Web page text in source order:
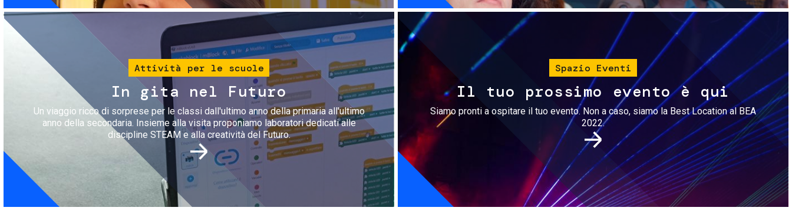
Immagine
Attività per le scuole
In gita nel Futuro
Un viaggio ricco di sorprese per le classi dall'ultimo anno della primaria all'ultimo
anno della secondaria. Insieme alla visita proponiamo laboratori dedicati alle
discipline STEAM e alla creatività del Futuro.
Immagine
Spazio Eventi
Il tuo prossimo evento è qui
Siamo pronti a ospitare il tuo evento. Non a caso, siamo la Best Location al BEA
2022.